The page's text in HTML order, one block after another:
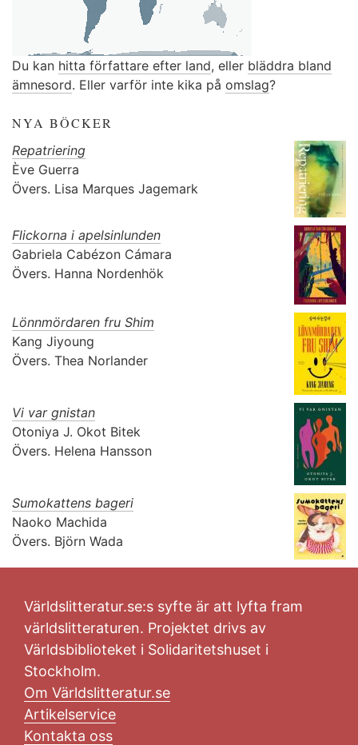
Du kan hitta författare efter land, eller bläddra bland
ämnesord. Eller varför inte kika på omslag?
NYA BÖCKER
Repatriering
Ève Guerra
Övers. Lisa Marques Jagemark
Flickorna i apelsinlunden
Gabriela Cabézon Cámara
Övers. Hanna Nordenhök
Lönnmördaren fru Shim
Kang Jiyoung
Övers. Thea Norlander
Vi var gnistan
Otoniya J. Okot Bitek
Övers. Helena Hansson
Sumokattens bageri
Naoko Machida
Övers. Björn Wada
Världslitteratur.se:s syfte är att lyfta fram
världslitteraturen. Projektet drivs av
Världsbiblioteket i Solidaritetshuset i
Stockholm.
Om Världslitteratur.se
Artikelservice
Kontakta oss